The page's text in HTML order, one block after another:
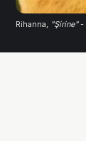
Rihanna, "Şirine" -